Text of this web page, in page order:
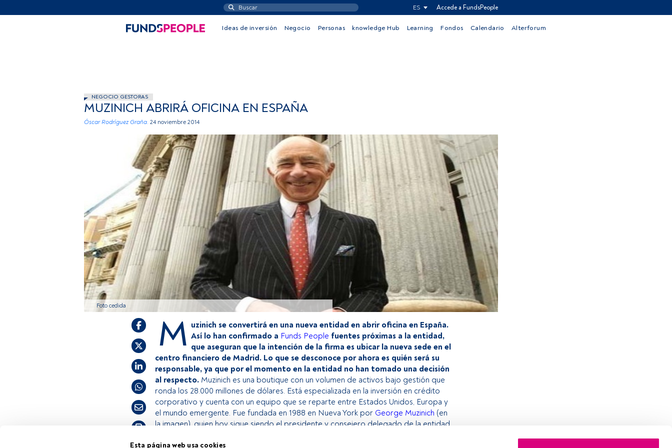
Esta página web usa cookies
ES Accede a FundsPeople
Ideas de inversión Negocio Personas knowledge Hub Learning Fondos Calendario Alterforum
NEGOCIO GESTORAS
MUZINICH ABRIRÁ OFICINA EN ESPAÑA
Óscar Rodríguez Graña. 24 noviembre 2014
Foto cedida
3 min.
M uzinich se convertirá en una nueva entidad en abrir oficina en España.
Así lo han confirmado a Funds People fuentes próximas a la entidad,
que aseguran que la intención de la firma es ubicar la nueva sede en el
centro financiero de Madrid. Lo que se desconoce por ahora es quién será su
responsable, ya que por el momento en la entidad no han tomado una decisión
al respecto. Muzinich es una boutique con un volumen de activos bajo gestión que
ronda los 28.000 millones de dólares. Está especializada en la inversión en crédito
corporativo y cuenta con un equipo que se reparte entre Estados Unidos, Europa y
el mundo emergente. Fue fundada en 1988 en Nueva York por George Muzinich (en
la imagen), quien hoy sigue siendo el presidente y consejero delegado de la entidad.